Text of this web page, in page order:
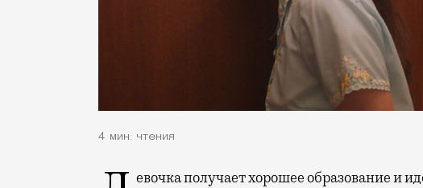
4 мин. чтения